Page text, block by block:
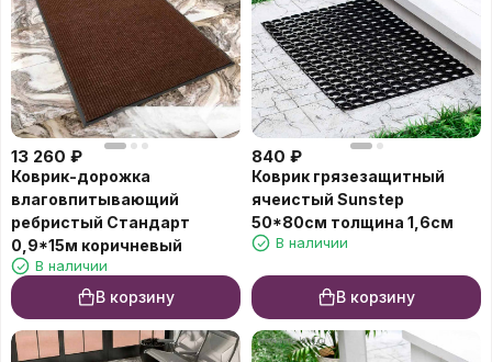
13 260 ₽
Коврик-дорожка
влаговпитывающий
ребристый Стандарт
0,9*15м коричневый
В наличии
В корзину
840 ₽
Коврик грязезащитный
ячеистый Sunstep
50*80см толщина 1,6см
В наличии
В корзину